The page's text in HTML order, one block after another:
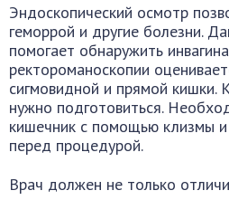
Эндоскопический осмотр
геморрой и другие болезни.
помогает обнаружить
ректороманоскопии
сигмовидной и прямой кишки.
нужно подготовиться.
кишечник с помощью клизмы
перед процедурой.
Врач должен не только